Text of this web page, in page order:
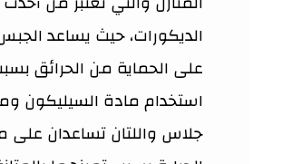
الديكورات، حيث يساعد
على الحماية من الحرائق
استخدام مادة السيليكون
جلاس واللتان تساعدان على